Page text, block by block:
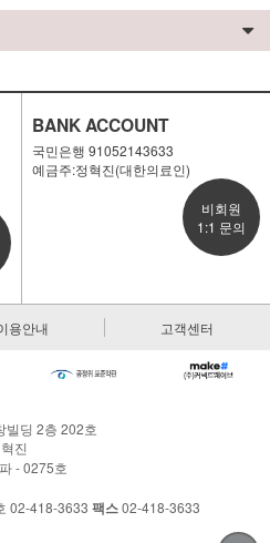
BANK ACCOUNT
국민은행 91052143633
예금주:정혁진(대한의료인)
비회원
1:1 문의
용안내 고객센터
빌딩 2층 202호
진
- 0275호
02-418-3633 팩스02-418-3633